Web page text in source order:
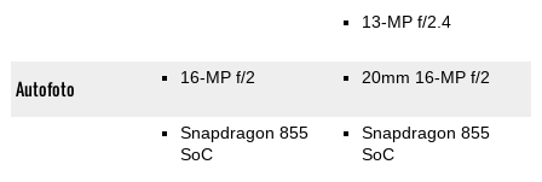
13-MP f/2.4
Autofoto 16-MP f/2 20mm 16-MP f/2
Snapdragon 855
SoC
Snapdragon 855
SoC